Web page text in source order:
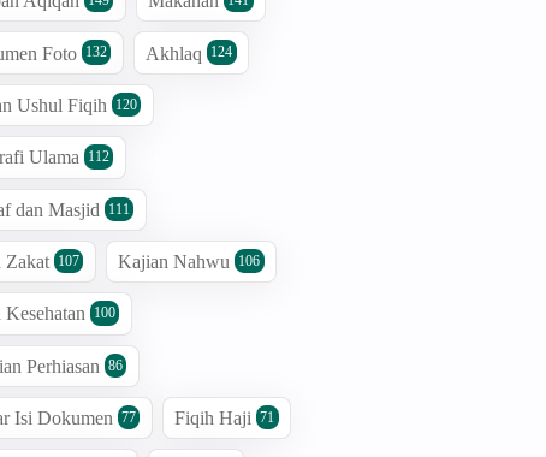
Foto 132 Akhlaq 124
Ushul Fiqih 120
Ulama 112
dan Masjid 111
Zakat 107 Kajian Nahwu 106
100
Perhiasan 86
Isi Dokumen 77 Fiqih Haji 71